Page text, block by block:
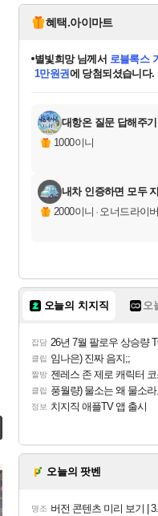
혜택.아이마트
교환.
당첨되셨습니다.
당첨되셨습니다.
당첨되셨습니다.
별빛희망님께서 로블록스
1만원권에 당첨되셨습니다.
당첨되셨습니다.
당첨되셨습니다.
당첨되셨습니다.
당첨되셨습니다.
에디션 (스팀코드)를 교환.
당첨되셨습니다.
대항온 질문 답해주기
1000이니
내차 인증하면 모두
2000이니 · 오너드라이
오늘의 치지직 오
잡담 26년 7월 팔로우 상승량 TOP 30 -
클립 임나은) 진짜 음지;;
짤방 젠레스 존 제로 캐릭터 코스프
클립 풍월량) 물소는 왜 물소라고 하는거야? 아! 그만
정보 치지직 애플TV 앱 출시
오늘의 팟벤
명조 버전 콘텐츠 미리 보기 | 3.6 버전 「신기루 속 등불 그림자, 속세에 깃든 검의 결심」이 8월